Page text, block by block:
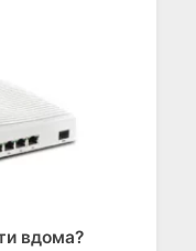
вдома?